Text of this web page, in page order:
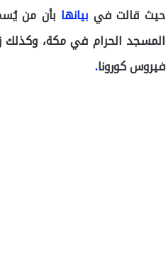
حيث قالت فيبيانها
المسجد الحرام في مكة، وكذلك
فيروس كورونا.